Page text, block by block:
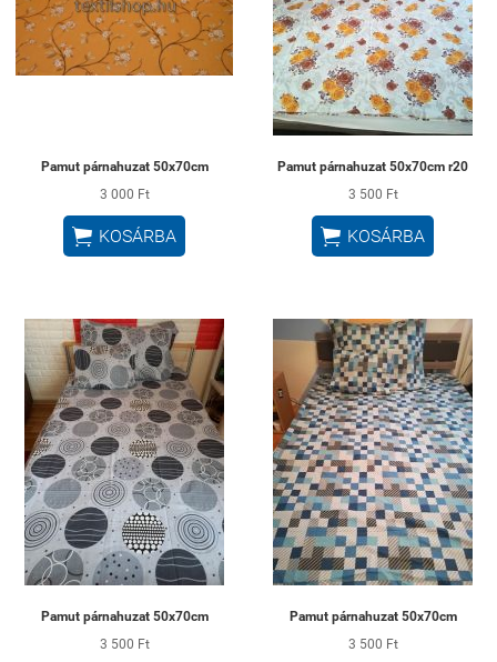
Pamut párnahuzat 50x70cm
3 000 Ft
 KOSÁRBA
Pamut párnahuzat 50x70cm r20
3 500 Ft
 KOSÁRBA
Pamut párnahuzat 50x70cm
3 500 Ft
Pamut párnahuzat 50x70cm
3 500 Ft